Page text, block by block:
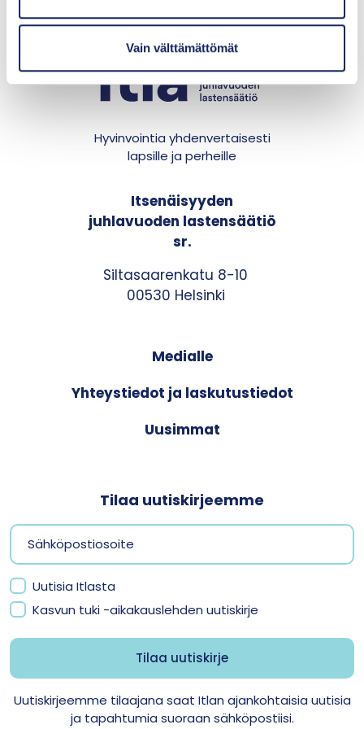
Vain välttämättömät
Hyvinvointia yhdenvertaisesti
lapsille ja perheille
Itsenäisyyden
juhlavuoden lastensäätiö
sr.
Siltasaarenkatu 8-10
00530 Helsinki
Medialle
Yhteystiedot ja laskutustiedot
Uusimmat
Tilaa uutiskirjeemme
Uutisia Itlasta
Kasvun tuki -aikakauslehden uutiskirje
Uutiskirjeemme tilaajana saat Itlan ajankohtaisia uutisia
ja tapahtumia suoraan sähköpostiisi.